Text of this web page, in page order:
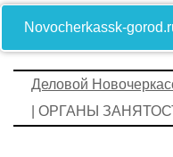
Novocherkassk-
Деловой
| ОРГАНЫ